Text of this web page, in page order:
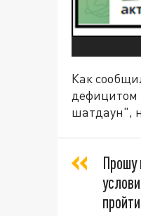
Как
дефицитом
шатдаун",
Прошу